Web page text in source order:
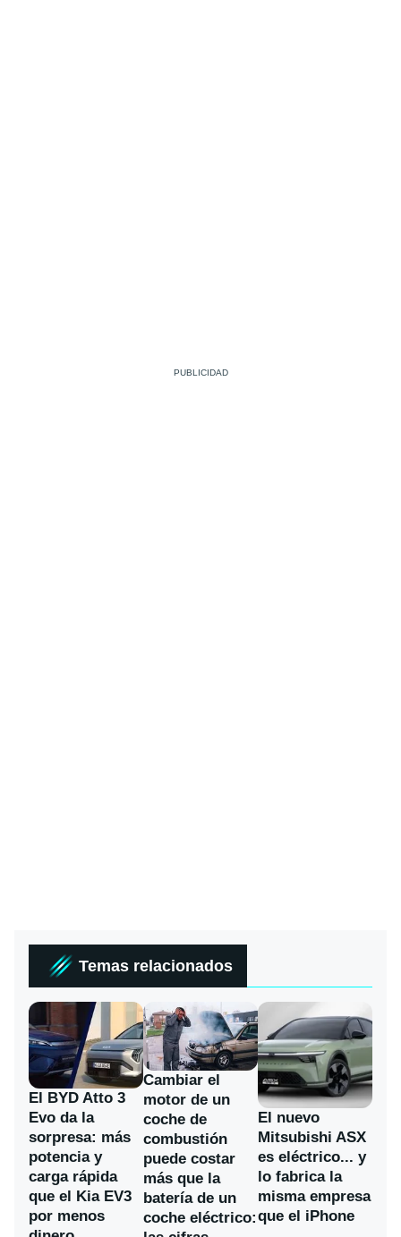
Temas relacionados
El BYD Atto 3
Evo da la
sorpresa: más
potencia y
carga rápida
que el Kia EV3
por menos
Cambiar el
motor de un
coche de
combustión
puede costar
más que la
batería de un
coche eléctrico:
El nuevo
Mitsubishi ASX
es eléctrico... y
lo fabrica la
misma empresa
que el iPhone